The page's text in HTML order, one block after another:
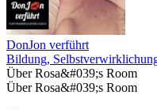
DonJon verführt
Bildung,
Über Rosa&#039;s Room
Über Rosa&#039;s Room